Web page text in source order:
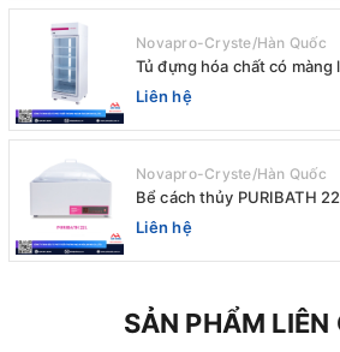
Novapro-Cryste/Hàn Quốc
Tủ đựng hóa chất có màng
AIRTIGHT Novapro-
Liên hệ
Novapro-Cryste/Hàn Quốc
Bể cách thủy PURIBATH
Quốc
Liên hệ
SẢN PHẨM LIÊN